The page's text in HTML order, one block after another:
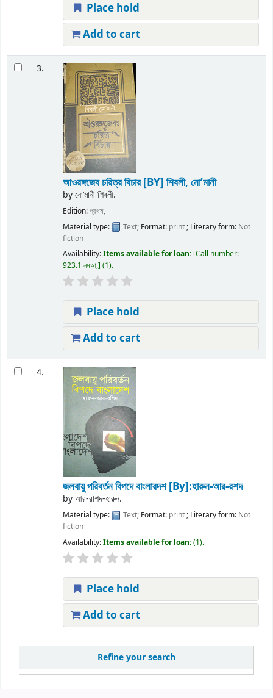
Refine your search
Place hold
Add to cart
3.
আওরঙ্গজেব চরিত্র বিচার[BY] শিবলী, নো’মানী
byনো’মানী শিবলী.
Edition:প্রথম,
Material type:
Text; Format: print ; Literary form: Not
fiction
Availability:Items available for loan: Call number:
923.1 নমআ, (1).
Place hold
Add to cart
4.
জলবায়ু পরিবর্তন বিপদে বাংলারদশ[By]:হারুন-আর-রশদ
byআর-রাশদ-হারুন.
Material type: Text; Format: print; Literary form: Not
fiction
Availability:Items available for loan:(1).
Place hold
Add to cart